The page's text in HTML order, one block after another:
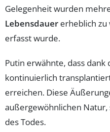
Gelegenheit wurden
Lebensdauer erheblich zu
erfasst wurde.
Putin erwähnte, dass
kontinuierlich
erreichen. Diese
außergewöhnlichen
des Todes.